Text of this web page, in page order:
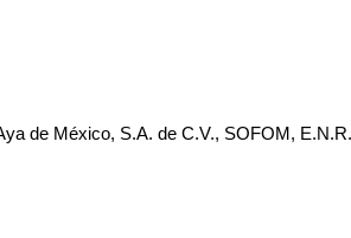
de México, S.A. de C.V., SOFOM,